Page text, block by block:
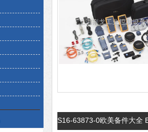
S16-63873-0欧美备件大全